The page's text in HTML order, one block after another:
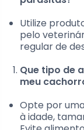
Utilize
pelo
regular de
Que tipo de
meu
Opte por
à idade,